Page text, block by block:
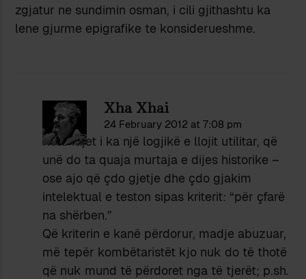
zgjatur ne sundimin osman, i cili gjithashtu ka
lene gjurme epigrafike te konsiderueshme.
Xha Xhai
24 February 2012 at 7:08 pm
Këtu fajet i ka një logjikë e llojit utilitar, që
unë do ta quaja murtaja e dijes historike –
ose ajo që çdo gjetje dhe çdo gjakim
intelektual e teston sipas kriterit: “për çfarë
na shërben.”
Që kriterin e kanë përdorur, madje abuzuar,
më tepër kombëtaristët kjo nuk do të thotë
që nuk mund të përdoret nga të tjerët; p.sh.